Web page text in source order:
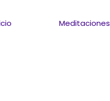
Meditaciones